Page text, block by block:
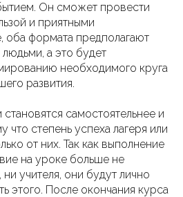
Он сможет провести
и приятными
оба формата предполагают
а это будет
необходимого круга
развития.
становятся самостоятельнее и
что степень успеха лагеря или
от них. Так как выполнение
на уроке больше не
учителя, они будут лично
этого. После окончания курса